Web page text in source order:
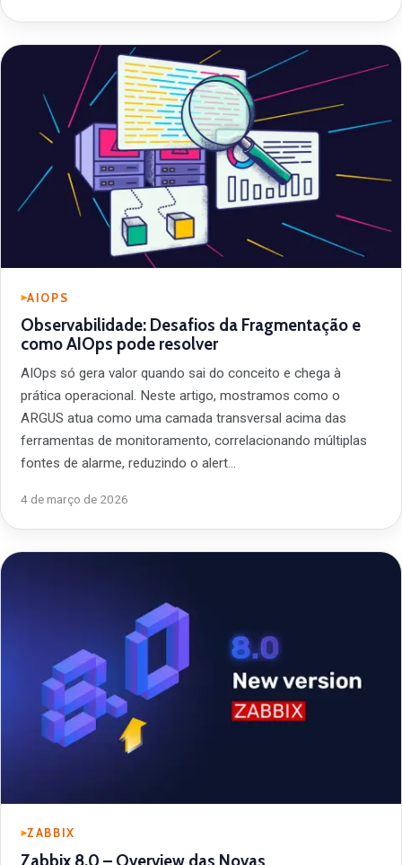
AIOPS
Observabilidade: Desafios da Fragmentação e
como AIOps pode resolver
AIOps só gera valor quando sai do conceito e chega à
prática operacional. Neste artigo, mostramos como o
ARGUS atua como uma camada transversal acima das
ferramentas de monitoramento, correlacionando múltiplas
fontes de alarme, reduzindo o alert…
4 de março de 2026
ZABBIX
Zabbix 8.0 – Overview das Novas